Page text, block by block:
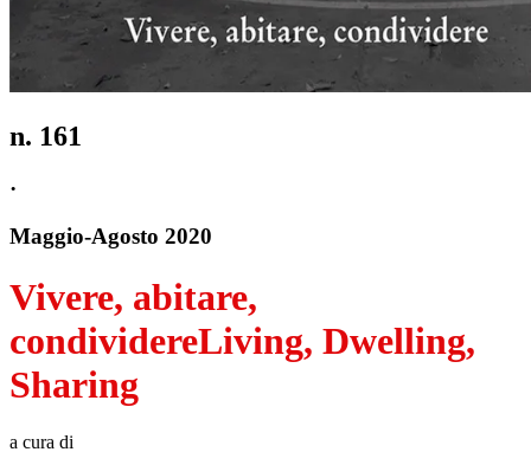
n. 161
·
Maggio-Agosto 2020
Vivere, abitare,
condividereLiving, Dwelling,
Sharing
a cura di